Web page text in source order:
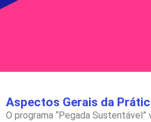
Aspectos Gerais da
O programa “Pegada